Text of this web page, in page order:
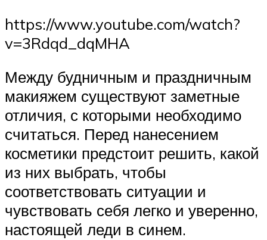
https://www.youtube.com/watch?
v=3Rdqd_dqMHA
Между будничным и праздничным
макияжем существуют заметные
отличия, с которыми необходимо
считаться. Перед нанесением
косметики предстоит решить, какой
из них выбрать, чтобы
соответствовать ситуации и
чувствовать себя легко и уверенно,
настоящей леди в синем.